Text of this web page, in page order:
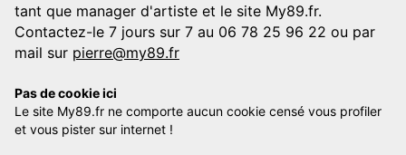
tant que manager d'artiste et le site My89.fr.
Contactez-le 7 jours sur 7 au 06 78 25 96 22 ou par
mail sur pierre@my89.fr
Pas de cookie ici
Le site My89.fr ne comporte aucun cookie censé vous profiler
et vous pister sur internet !